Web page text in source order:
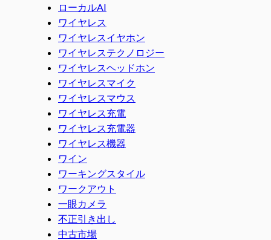
ローカルAI
ワイヤレス
ワイヤレスイヤホン
ワイヤレステクノロジー
ワイヤレスヘッドホン
ワイヤレスマイク
ワイヤレスマウス
ワイヤレス充電
ワイヤレス充電器
ワイヤレス機器
ワイン
ワーキングスタイル
ワークアウト
一眼カメラ
不正引き出し
中古市場